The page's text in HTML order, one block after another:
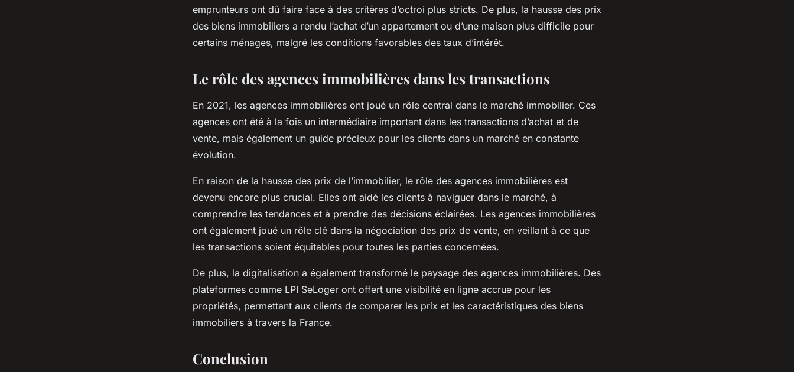
emprunteurs ont dû faire face à des critères d’octroi plus stricts. De plus, la hausse des prix
des biens immobiliers a rendu l’achat d’un appartement ou d’une maison plus difficile pour
certains ménages, malgré les conditions favorables des taux d’intérêt.
Le rôle des agences immobilières dans les transactions
En 2021, les agences immobilières ont joué un rôle central dans le marché immobilier. Ces
agences ont été à la fois un intermédiaire important dans les transactions d’achat et de
vente, mais également un guide précieux pour les clients dans un marché en constante
évolution.
En raison de la hausse des prix de l’immobilier, le rôle des agences immobilières est
devenu encore plus crucial. Elles ont aidé les clients à naviguer dans le marché, à
comprendre les tendances et à prendre des décisions éclairées. Les agences immobilières
ont également joué un rôle clé dans la négociation des prix de vente, en veillant à ce que
les transactions soient équitables pour toutes les parties concernées.
De plus, la digitalisation a également transformé le paysage des agences immobilières. Des
plateformes comme LPI SeLoger ont offert une visibilité en ligne accrue pour les
propriétés, permettant aux clients de comparer les prix et les caractéristiques des biens
immobiliers à travers la France.
Conclusion